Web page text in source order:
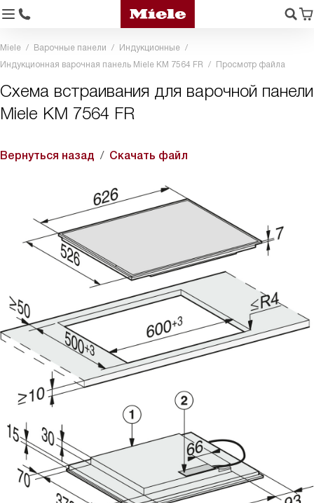
Miele Варочные панели
Индукционные
Индукционная варочная панель Miele KM 7564 FR
Просмотр файла
Схема встраивания для варочной панели
Miele KM 7564 FR
Вернуться назад Скачать файл